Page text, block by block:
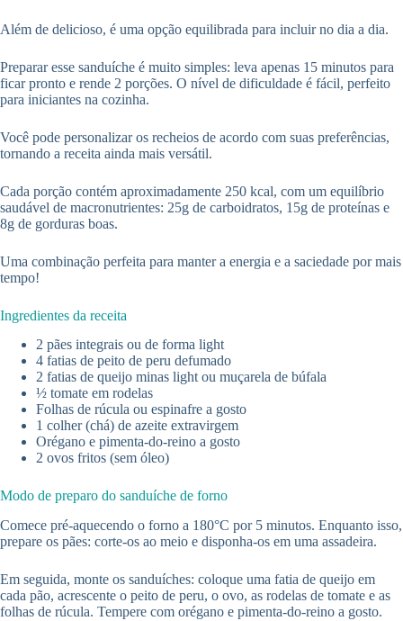
Além de delicioso, é uma opção equilibrada para incluir no dia a dia.
Preparar esse sanduíche é muito simples: leva apenas 15 minutos para
ficar pronto e rende 2 porções. O nível de dificuldade é fácil, perfeito
para iniciantes na cozinha.
Você pode personalizar os recheios de acordo com suas preferências,
tornando a receita ainda mais versátil.
Cada porção contém aproximadamente 250 kcal, com um equilíbrio
saudável de macronutrientes: 25g de carboidratos, 15g de proteínas e
8g de gorduras boas.
Uma combinação perfeita para manter a energia e a saciedade por mais
tempo!
Ingredientes da receita
2 pães integrais ou de forma light
4 fatias de peito de peru defumado
2 fatias de queijo minas light ou muçarela de búfala
½ tomate em rodelas
Folhas de rúcula ou espinafre a gosto
1 colher (chá) de azeite extravirgem
Orégano e pimenta-do-reino a gosto
2 ovos fritos (sem óleo)
Modo de preparo do sanduíche de forno
Comece pré-aquecendo o forno a 180°C por 5 minutos. Enquanto isso,
prepare os pães: corte-os ao meio e disponha-os em uma assadeira.
Em seguida, monte os sanduíches: coloque uma fatia de queijo em
cada pão, acrescente o peito de peru, o ovo, as rodelas de tomate e as
folhas de rúcula. Tempere com orégano e pimenta-do-reino a gosto.